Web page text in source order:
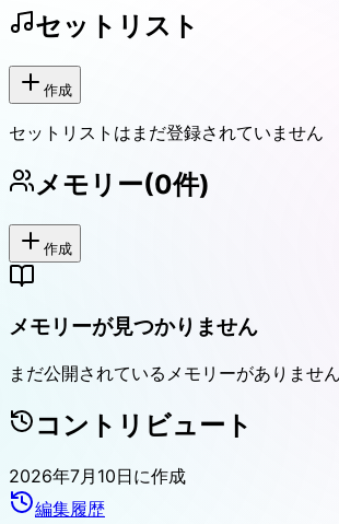
セットリスト
作成
セットリストはまだ登録されていません
メモリー(0件)
作成
メモリーが見つかりません
まだ公開されているメモリーがありません
コントリビュート
2026年7月10日に作成
編集履歴